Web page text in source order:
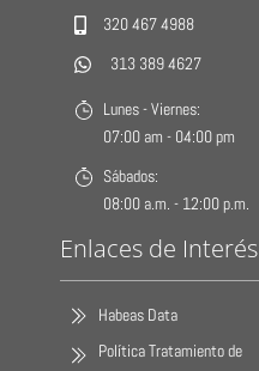
320 467 4988
313 389 4627
Lunes - Viernes:
07:00 am - 04:00 pm
Sábados:
08:00 a.m. - 12:00 p.m.
Enlaces de Interés
Habeas Data
Política Tratamiento de